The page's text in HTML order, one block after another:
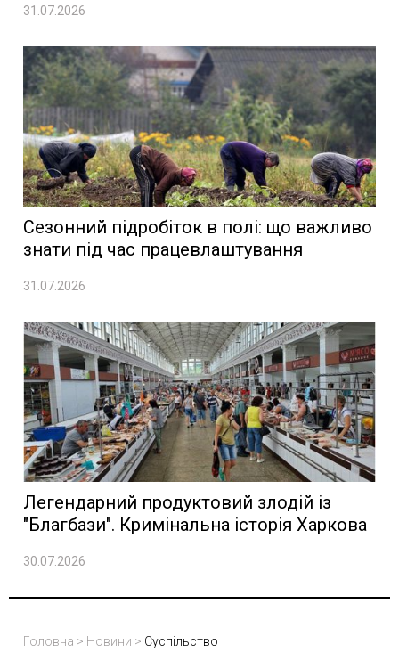
31.07.2026
Сезонний підробіток в полі: що важливо
знати під час працевлаштування
31.07.2026
Легендарний продуктовий злодій із
"Благбази". Кримінальна історія Харкова
30.07.2026
Головна > Новини > Суспільство